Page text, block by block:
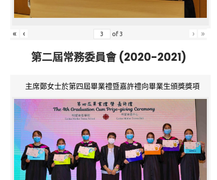
« ‹ of3 › »
第二屆常務委員會 (2020-2021)
主席鄭女士於第四屆畢業禮暨嘉許禮向畢業生頒獎獎項